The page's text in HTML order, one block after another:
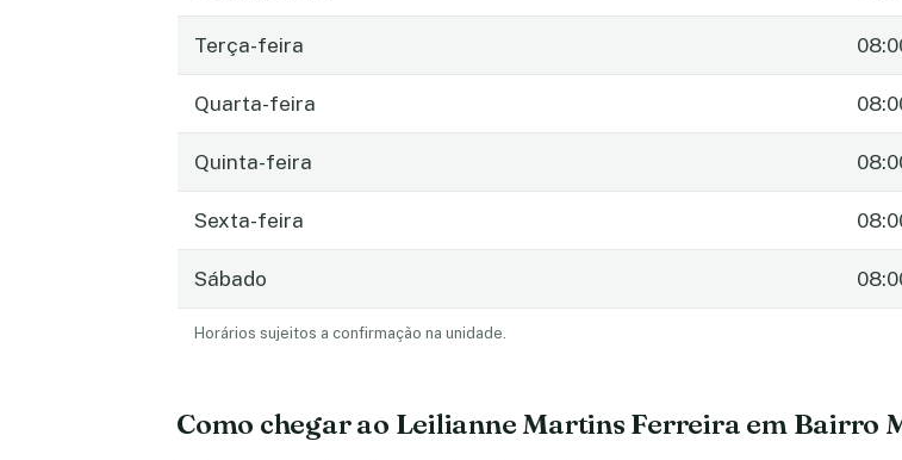
Terça-feira
Quarta-feira
Quinta-feira
Sexta-feira
Sábado
Horários sujeitos a confirmação na unidade.
Como chegar ao Leilianne Martins Ferreira em Bairro